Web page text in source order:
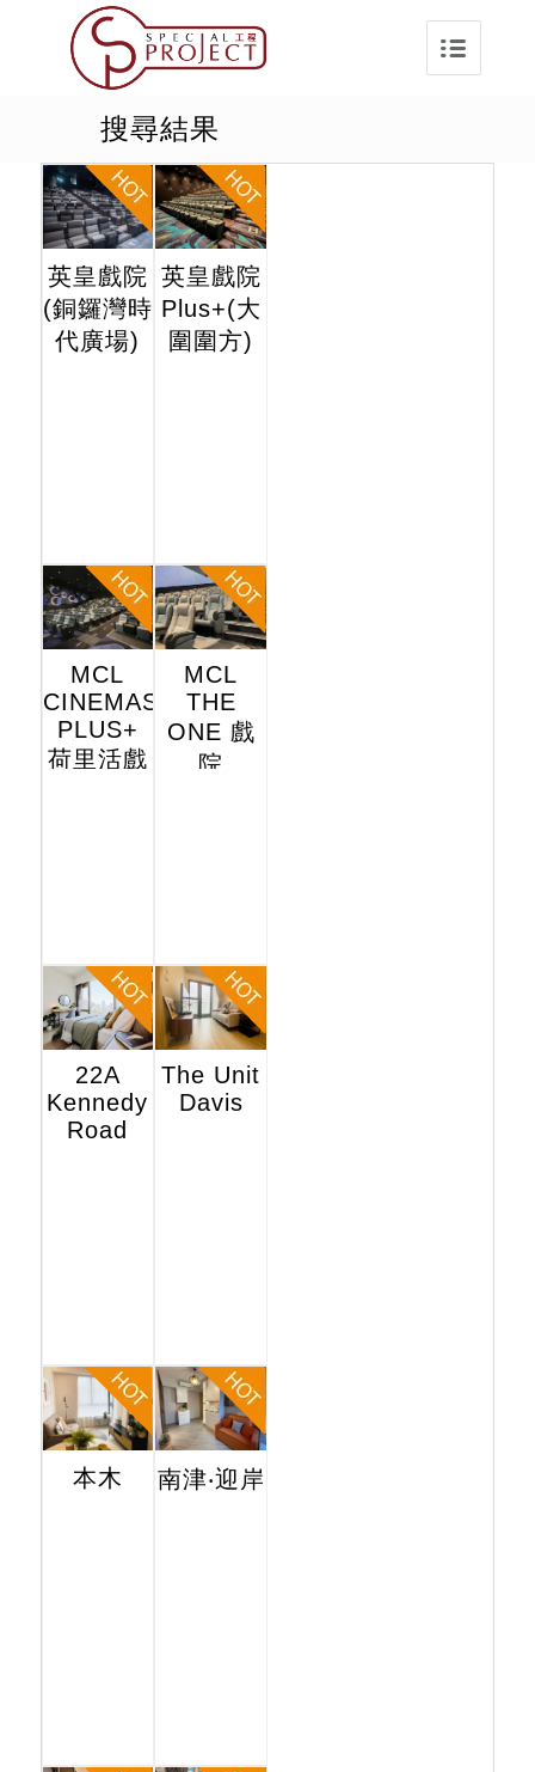
搜尋結果
英皇戲院
(銅鑼灣時
代廣場)
英皇戲院
Plus+(大
圍圍方)
MCL
CINEMAS
PLUS+
荷里活戲
MCL
THE
ONE 戲
院
22A
Kennedy
Road
The Unit
Davis
本木 南津‧迎岸